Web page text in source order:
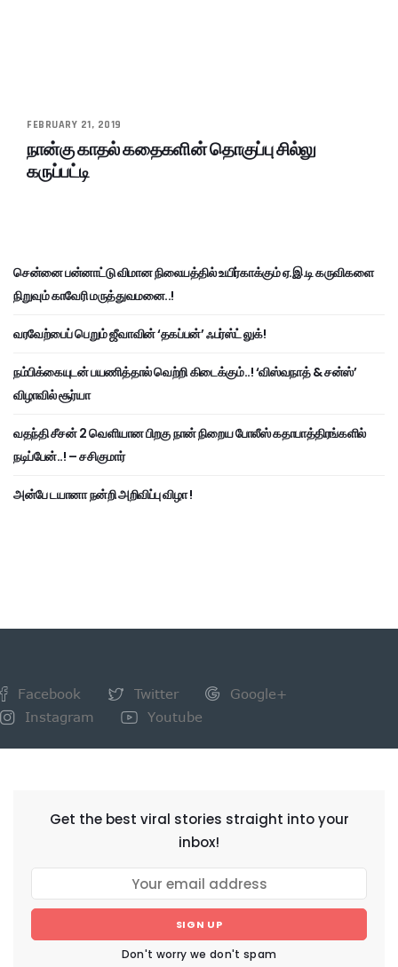
FEBRUARY 21, 2019
நான்கு காதல் கதைகளின் தொகுப்பு சில்லு
கருப்பட்டி
சென்னை பன்னாட்டு விமான நிலையத்தில் உயிர்காக்கும் ஏ.இ.டி கருவிகளை
நிறுவும் காவேரி மருத்துவமனை..!
வரவேற்பைப் பெறும் ஜீவாவின் ‘தகப்பன்’ ஃபர்ஸ்ட் லுக்!
நம்பிக்கையுடன் பயணித்தால் வெற்றி கிடைக்கும்..! ‘விஸ்வநாத் & சன்ஸ்’
விழாவில் சூர்யா
வதந்தி சீசன் 2 வெளியான பிறகு நான் நிறைய போலீஸ் கதாபாத்திரங்களில்
நடிப்பேன்..! – சசிகுமார்
அன்பே டயானா நன்றி அறிவிப்பு விழா !
Facebook Twitter
Google+
Instagram
Youtube
Get the best viral stories straight into your
inbox!
SIGN UP
Don't worry we don't spam